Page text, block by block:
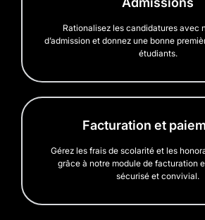
Rationalisez les candidatures avec
d’admission et donnez une bonne
étudiants.
Facturation et
Gérez les frais de scolarité et les
grâce à notre module de facturation
sécurisé et convivial.